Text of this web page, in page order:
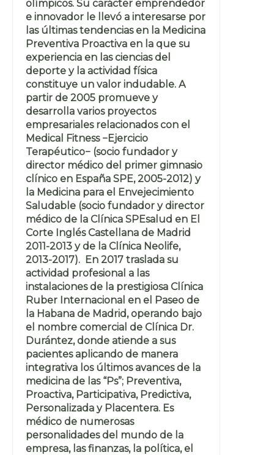
olímpicos. Su carácter emprendedor
e innovador le llevó a interesarse por
las últimas tendencias en la Medicina
Preventiva Proactiva en la que su
experiencia en las ciencias del
deporte y la actividad física
constituye un valor indudable. A
partir de 2005 promueve y
desarrolla varios proyectos
empresariales relacionados con el
Medical Fitness −Ejercicio
Terapéutico− (socio fundador y
director médico del primer gimnasio
clínico en España SPE, 2005-2012) y
la Medicina para el Envejecimiento
Saludable (socio fundador y director
médico de la Clínica SPEsalud en El
Corte Inglés Castellana de Madrid
2011-2013 y de la Clínica Neolife,
2013-2017). En 2017 traslada su
actividad profesional a las
instalaciones de la prestigiosa Clínica
Ruber Internacional en el Paseo de
la Habana de Madrid, operando bajo
el nombre comercial de Clínica Dr.
Durántez, donde atiende a sus
pacientes aplicando de manera
integrativa los últimos avances de la
medicina de las “Ps”; Preventiva,
Proactiva, Participativa, Predictiva,
Personalizada y Placentera. Es
médico de numerosas
personalidades del mundo de la
empresa, las finanzas, la política, el